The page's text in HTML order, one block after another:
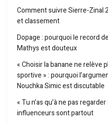
Comment suivre Sierre-Zinal
et classement
Dopage : pourquoi le record
Mathys est douteux
« Choisir la banane ne relève
sportive » : pourquoi
Nouchka Simic est discutable
« Tu n’as qu’à ne pas
influenceurs sont partout